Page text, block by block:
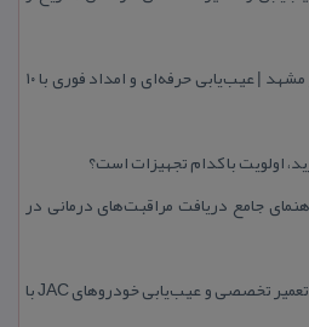
تعمیرگاه تخصصی كوییك در مشهد | عیب‌یابی حرفه‌ای و امداد فوری با ۱۰
جامع دریافت مراقبت‌های درمانی در
امداد خودرو جك در مشهد | تعمیر تخصصی و عیب‌یابی خودروهای JAC با